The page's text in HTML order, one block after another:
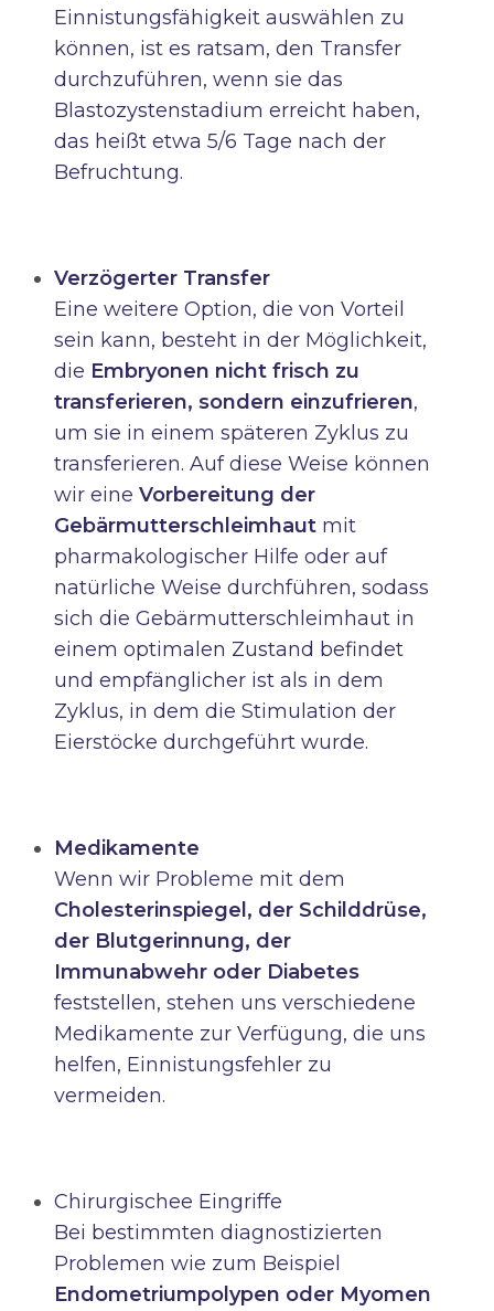
Einnistungsfähigkeit auswählen zu
können, ist es ratsam, den Transfer
durchzuführen, wenn sie das
Blastozystenstadium erreicht haben,
das heißt etwa 5/6 Tage nach der
Befruchtung.
Verzögerter Transfer
Eine weitere Option, die von Vorteil
sein kann, besteht in der Möglichkeit,
die Embryonen nicht frisch zu
transferieren, sondern einzufrieren,
um sie in einem späteren Zyklus zu
transferieren. Auf diese Weise können
wir eine Vorbereitung der
Gebärmutterschleimhaut mit
pharmakologischer Hilfe oder auf
natürliche Weise durchführen, sodass
sich die Gebärmutterschleimhaut in
einem optimalen Zustand befindet
und empfänglicher ist als in dem
Zyklus, in dem die Stimulation der
Eierstöcke durchgeführt wurde.
Medikamente
Wenn wir Probleme mit dem
Cholesterinspiegel, der Schilddrüse,
der Blutgerinnung, der
Immunabwehr oder Diabetes
feststellen, stehen uns verschiedene
Medikamente zur Verfügung, die uns
helfen, Einnistungsfehler zu
vermeiden.
Chirurgischee Eingriffe
Bei bestimmten diagnostizierten
Problemen wie zum Beispiel
Endometriumpolypen oder Myomen